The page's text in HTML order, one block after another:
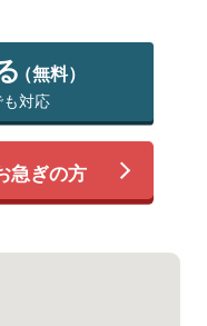
（無料）
対応
急ぎの方